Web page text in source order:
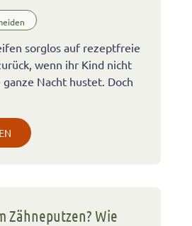
sorglos auf rezeptfreie
wenn ihr Kind nicht
Nacht hustet. Doch
Zähneputzen? Wie